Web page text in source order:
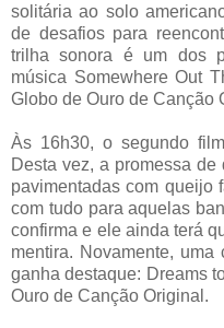
solitária ao solo
de desafios para
trilha sonora é um dos
música Somewhere Out
Globo de Ouro de Canção
Às 16h30, o segundo
Desta vez, a promessa
pavimentadas com queijo
com tudo para aquelas
confirma e ele ainda terá
mentira. Novamente,
ganha destaque: Dreams
Ouro de Canção Original.